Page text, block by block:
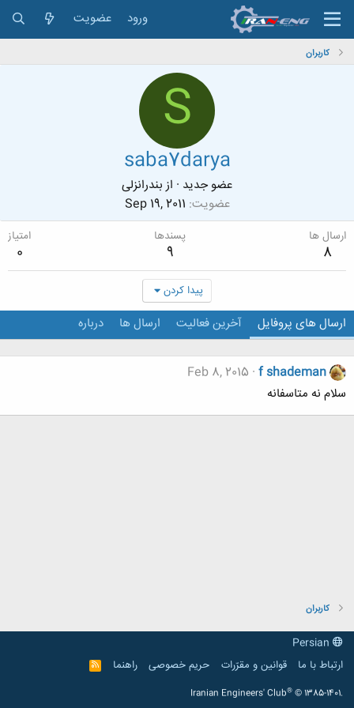
ورود عضویت
کاربران
S
saba7darya
عضو جدید · از بندرانزلی
عضویت Sep 19, 2011
ارسال ها
8
پسندها
9
امتیاز
0
پیدا کردن
ارسال های پروفایل آخرین فعالیت ارسال ها درباره
f shademan
Feb 8, 2015
سلام نه متاسفانه
کاربران
ارتباط با ما
قوانین و مقرّرات حریم خصوصی راهنما
R
S
Iranian Engineers' Club® © 1385-1401.